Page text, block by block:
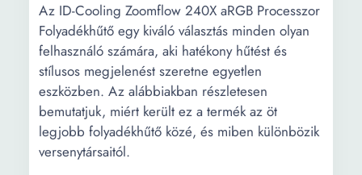
Az ID-Cooling Zoomflow 240X aRGB Processzor
Folyadékhűtő egy kiváló választás minden olyan
felhasználó számára, aki hatékony hűtést és
stílusos megjelenést szeretne egyetlen
eszközben. Az alábbiakban részletesen
bemutatjuk, miért került ez a termék az öt
legjobb folyadékhűtő közé, és miben különbözik
versenytársaitól.